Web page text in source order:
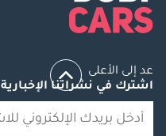
عد إلى الأعلى
اشترك في نشراتنا الإخبارية